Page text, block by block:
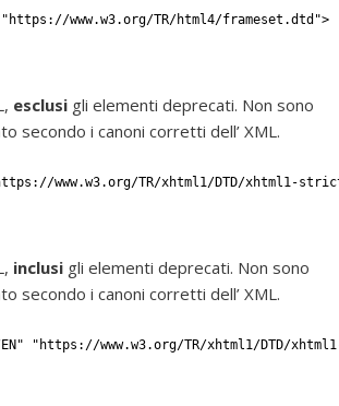
"https://www.w3.org/TR/html4/frameset.dtd">
esclusi gli elementi deprecati. Non sono
secondo i canoni corretti dell’ XML.
www.w3.org/TR/xhtml1/DTD/xhtml1-
inclusi gli elementi deprecati. Non sono
secondo i canoni corretti dell’ XML.
EN" "https://www.w3.org/TR/xhtml1/DTD/